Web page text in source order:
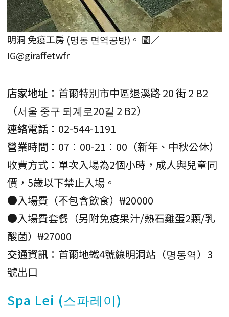
明洞 免疫工房 (명동 면역공방)。 圖／
IG@giraffetwfr
店家地址 ：首爾特別市中區退溪路 20 街 2 B2
（서울 중구 퇴계로20길 2 B2）
連絡電話 ：02-544-1191
營業時間 ：07：00-21：00（新年、中秋公休）
收費方式：單次入場為2個小時，成人與兒童同
價，5歲以下禁止入場。
●入場費（不包含飲食）₩20000
●入場費套餐（另附免疫果汁/熱石雞蛋2顆/乳
酸菌）₩27000
交通資訊 ：首爾地鐵4號線明洞站（명동역）3
號出口
Spa Lei (스파레이)